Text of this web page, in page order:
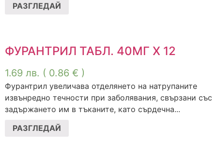
РАЗГЛЕДАЙ
ФУРАНТРИЛ ТАБЛ. 40МГ Х 12
1.69 лв. ( 0.86 € )
Фурантрил увеличава отделянето на натрупаните
извънредно течности при заболявания, свързани със
задържането им в тъканите, като сърдечна...
РАЗГЛЕДАЙ